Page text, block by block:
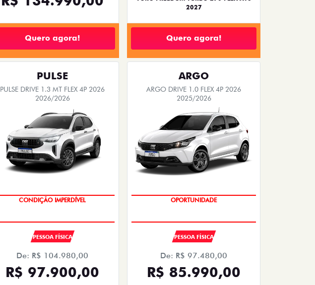
Quero agora!
2027
Quero agora!
PULSE
PULSE DRIVE 1.3 MT FLEX 4P 2026
2026/2026
CONDIÇÃO IMPERDÍVEL
PESSOA FÍSICA
De: R$ 104.980,00
R$ 97.900,00
ARGO
ARGO DRIVE 1.0 FLEX 4P 2026
2025/2026
OPORTUNIDADE
PESSOA FÍSICA
De: R$ 97.480,00
R$ 85.990,00